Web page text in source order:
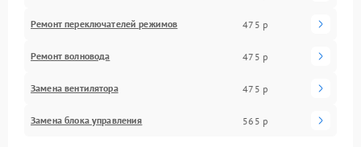
Ремонт переключателей режимов 475 р
Ремонт волновода 475 р
Замена вентилятора 475 р
Замена блока управления 565 р